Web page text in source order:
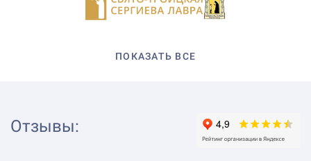
ПОКАЗАТЬ ВСЕ
Отзывы: